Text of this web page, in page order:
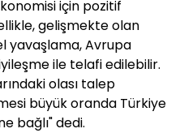
için pozitif
gelişmekte olan
yavaşlama, Avrupa
ile telafi edilebilir.
olası talep
büyük oranda Türkiye
bağlı" dedi.